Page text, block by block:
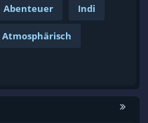
Abenteuer Indi
Atmosphärisch